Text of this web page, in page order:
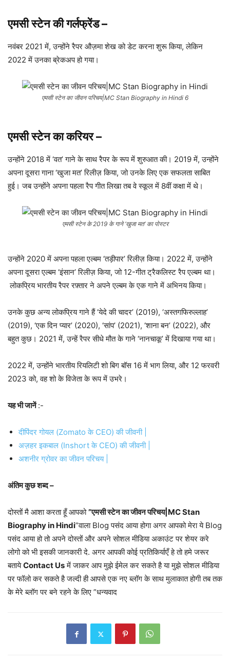
एमसी स्टेन की गर्लफ्रेंड–
नवंबर 2021 में, उन्होंने रैपर औज़मा शेख को डेट करना शुरू किया, लेकिन
2022 में उनका ब्रेकअप हो गया।
एमसी स्टेन का जीवन परिचय|MC Stan Biography in Hindi 6
एमसी स्टेन का करियर–
उन्होंने 2018 में ‘वत’ गाने के साथ रैपर के रूप में शुरुआत की। 2019 में, उन्होंने
अपना दूसरा गाना ‘खुजा मत’ रिलीज़ किया, जो उनके लिए एक सफलता साबित
हुई। जब उन्होंने अपना पहला रैप गीत लिखा तब वे स्कूल में 8वीं कक्षा में थे।
एमसी स्टेन के 2019 के गाने ‘खुजा मत’ का पोस्टर
उन्होंने 2020 में अपना पहला एल्बम ‘तड़ीपार’ रिलीज़ किया। 2022 में, उन्होंने
अपना दूसरा एल्बम ‘इंसान’ रिलीज़ किया, जो 12-गीत ट्रैकलिस्ट रैप एल्बम था।
लोकप्रिय भारतीय रैपर रफ़्तार ने अपने एल्बम के एक गाने में अभिनय किया।
उनके कुछ अन्य लोकप्रिय गाने हैं ‘येदे की चादर’ (2019), ‘अस्तगफिरुल्लाह’
(2019), ‘एक दिन प्यार’ (2020), ‘सांप’ (2021), ‘शाना बन’ (2022), और
बहुत कुछ। 2021 में, उन्हें रैपर सीधे मौत के गाने ‘नानचाकू’ में दिखाया गया था।
2022 में, उन्होंने भारतीय रियलिटी शो बिग बॉस 16 में भाग लिया, और 12 फरवरी
2023 को, वह शो के विजेता के रूप में उभरे।
यह भी जानें:-
दीपिंदर गोयल (Zomato के CEO) की जीवनी |
अज़हर इकबाल (Inshort के CEO) की जीवनी |
अशनीर ग्रोवर का जीवन परिचय |
अंतिम कुछ शब्द –
दोस्तों मै आशा करता हूँ आपको”एमसी स्टेन का जीवन परिचय|MC Stan
Biography in Hindi”वाला Blog पसंद आया होगा अगर आपको मेरा ये Blog
पसंद आया हो तो अपने दोस्तों और अपने सोशल मीडिया अकाउंट पर शेयर करे
लोगो को भी इसकी जानकारी दे. अगर आपकी कोई प्रतिकिर्याएँ हे तो हमे जरूर
बतायेContact Usमें जाकर आप मुझे ईमेल कर सकते है या मुझे सोशल मीडिया
पर फॉलो कर सकते है जल्दी ही आपसे एक नए ब्लॉग के साथ मुलाकात होगी तब तक
के मेरे ब्लॉग पर बने रहने के लिए ”धन्यवाद